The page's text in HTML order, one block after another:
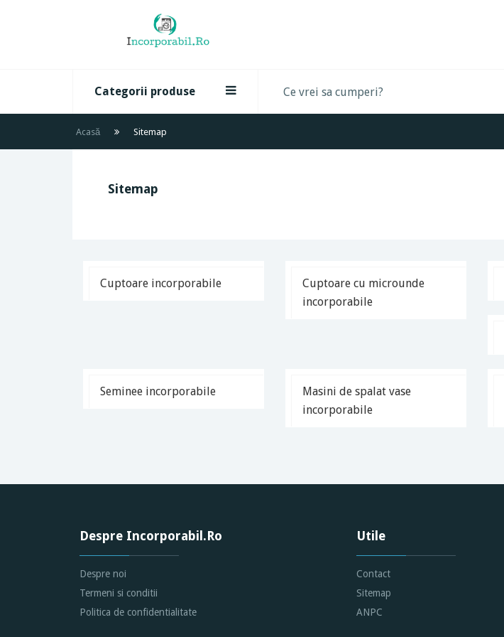
Categorii produse
Acasă Sitemap
Sitemap
Cuptoare incorporabile
Cuptoare cu microunde
incorporabile
Seminee incorporabile
Masini de spalat vase
incorporabile
Despre Incorporabil.Ro
Despre noi
Termeni si conditii
Politica de confidentialitate
Utile
Contact
Sitemap
ANPC